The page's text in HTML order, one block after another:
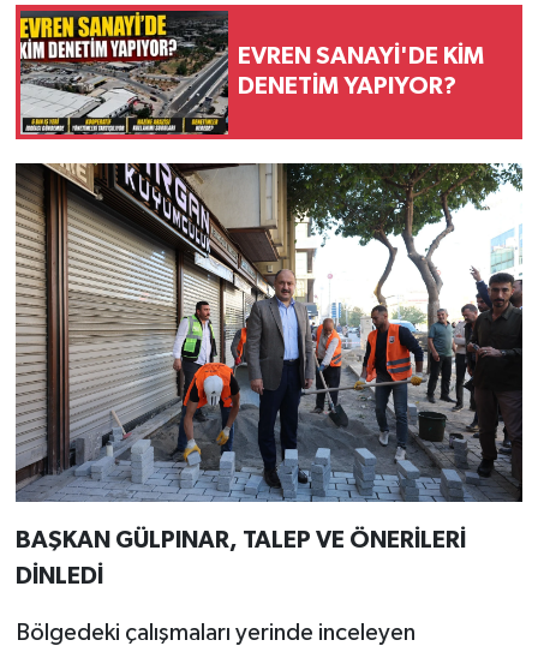
EVREN SANAYİ'DE KİM
DENETİM YAPIYOR?
BAŞKAN GÜLPINAR, TALEP VE ÖNERİLERİ
DİNLEDİ
Bölgedeki çalışmaları yerinde inceleyen